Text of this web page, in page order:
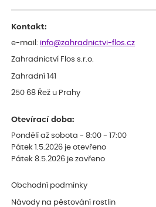
Kontakt:
e-mail: info@zahradnictvi-flos.cz
Zahradnictví Flos s.r.o.
Zahradní 141
250 68 Řež u Prahy
Otevírací doba:
Pondělí až sobota - 8:00 - 17:00
Pátek 1.5.2026 je otevřeno
Pátek 8.5.2026 je zavřeno
Obchodní podmínky
Návody na pěstování rostlin